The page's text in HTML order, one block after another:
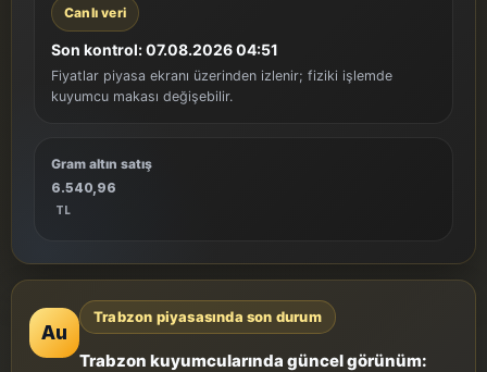
Canlı veri
Son kontrol: 07.08.2026 04:51
Fiyatlar piyasa ekranı üzerinden izlenir; fiziki işlemde
kuyumcu makası değişebilir.
Gram altın satış
6.540,96
TL
Au
Trabzon piyasasında son durum
Trabzon kuyumcularında güncel görünüm: